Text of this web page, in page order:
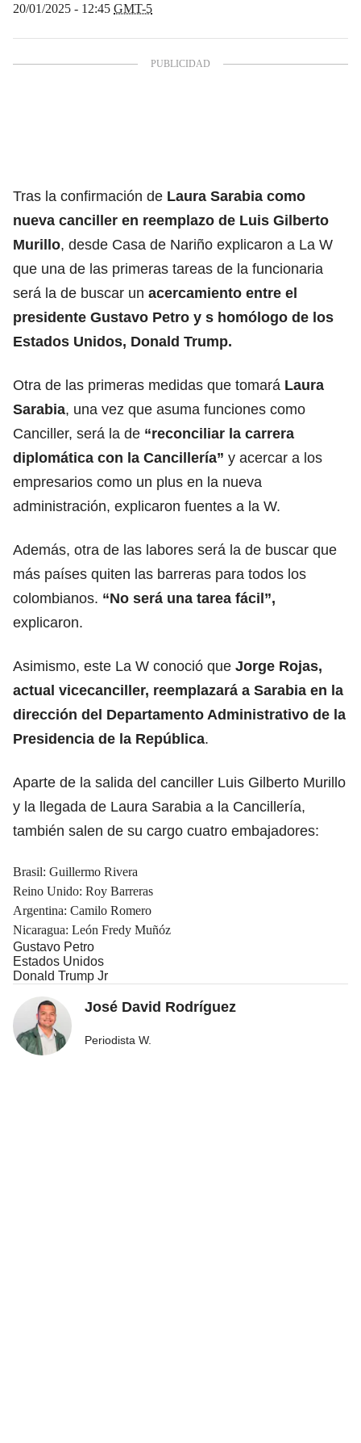
20/01/2025 - 12:45 GMT-5
Tras la confirmación de Laura Sarabia como
nueva canciller en reemplazo de Luis Gilberto
Murillo, desde Casa de Nariño explicaron a La W
que una de las primeras tareas de la funcionaria
será la de buscar un acercamiento entre el
presidente Gustavo Petro y s homólogo de los
Estados Unidos, Donald Trump.
Otra de las primeras medidas que tomará Laura
Sarabia, una vez que asuma funciones como
Canciller, será la de “reconciliar la carrera
diplomática con la Cancillería” y acercar a los
empresarios como un plus en la nueva
administración, explicaron fuentes a la W.
Además, otra de las labores será la de buscar que
más países quiten las barreras para todos los
colombianos. “No será una tarea fácil”,
explicaron.
Asimismo, este La W conoció que Jorge Rojas,
actual vicecanciller, reemplazará a Sarabia en la
dirección del Departamento Administrativo de la
Presidencia de la República.
Aparte de la salida del canciller Luis Gilberto Murillo
y la llegada de Laura Sarabia a la Cancillería,
también salen de su cargo cuatro embajadores:
Brasil: Guillermo Rivera
Reino Unido: Roy Barreras
Argentina: Camilo Romero
Nicaragua: León Fredy Muñóz
Gustavo Petro
Estados Unidos
Donald Trump Jr
José David Rodríguez
Periodista W.